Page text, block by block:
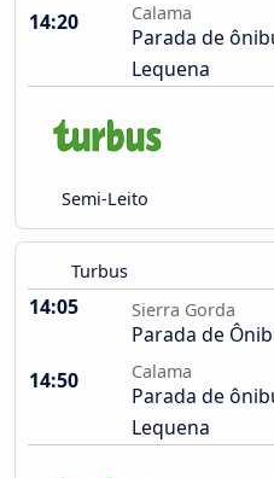
14:20
Calama
Parada de
Lequena
Semi-Leito
Turbus
14:05 Sierra Gorda
Parada de
14:50
Calama
Parada de
Lequena